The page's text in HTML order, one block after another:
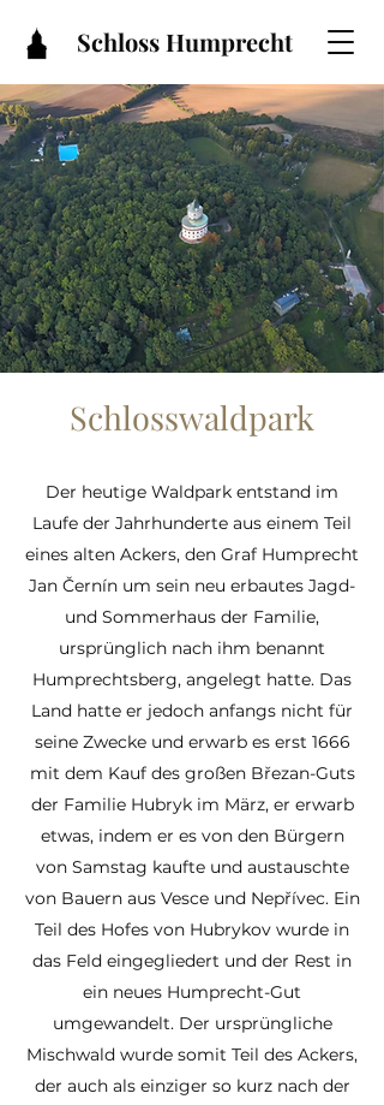
Schloss Humprecht
Schlosswaldpark
Der heutige Waldpark entstand im
Laufe der Jahrhunderte aus einem Teil
eines alten Ackers, den Graf Humprecht
Jan Černín um sein neu erbautes Jagd-
und Sommerhaus der Familie,
ursprünglich nach ihm benannt
Humprechtsberg, angelegt hatte. Das
Land hatte er jedoch anfangs nicht für
seine Zwecke und erwarb es erst 1666
mit dem Kauf des großen Březan-Guts
der Familie Hubryk im März, er erwarb
etwas, indem er es von den Bürgern
von Samstag kaufte und austauschte
von Bauern aus Vesce und Nepřívec. Ein
Teil des Hofes von Hubrykov wurde in
das Feld eingegliedert und der Rest in
ein neues Humprecht-Gut
umgewandelt. Der ursprüngliche
Mischwald wurde somit Teil des Ackers,
der auch als einziger so kurz nach der